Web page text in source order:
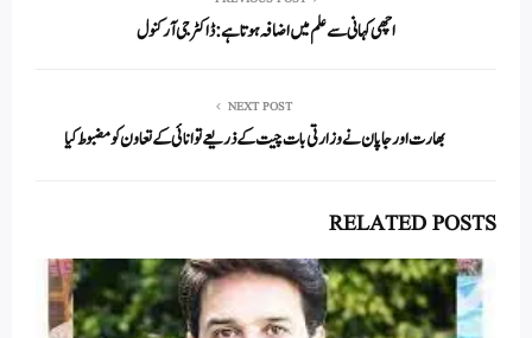
ok
r
In
اچھی کہانی سے علم میں اضافہ ہوتا ہے: ڈاکٹر جی آر کنول
NEXT POST
بھارت اور جاپان نے وزارتی بات چیت کے ذریعے توانائی کے تعاون کو مضبوط کیا
RELATED POSTS